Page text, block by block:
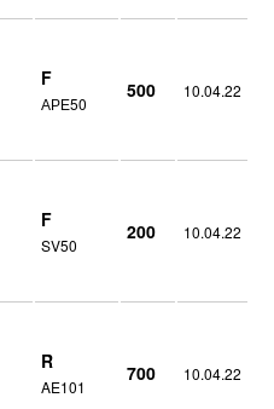
F
АРЕ50
500 10.04.22
F
SV50
200 10.04.22
R
AE101
700 10.04.22